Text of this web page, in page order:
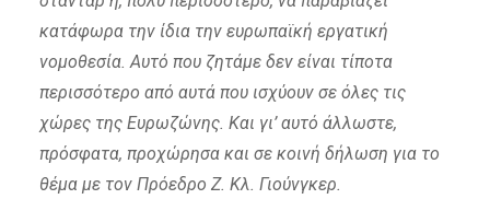
κατάφωρα την ίδια την ευρωπαϊκή εργατική
νομοθεσία. Αυτό που ζητάμε δεν είναι τίποτα
περισσότερο από αυτά που ισχύουν σε όλες τις
χώρες της Ευρωζώνης. Και γι’ αυτό άλλωστε,
πρόσφατα, προχώρησα και σε κοινή δήλωση για το
θέμα με τον Πρόεδρο Ζ. Κλ. Γιούνγκερ.